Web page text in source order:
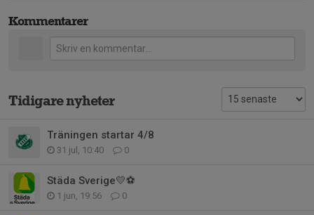
Kommentarer
Tidigare nyheter
Träningen startar 4/8
31 jul, 10:40 0
Städa Sverige💛⚽️
1 jun, 19:56 0